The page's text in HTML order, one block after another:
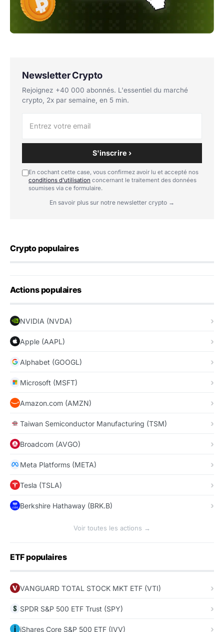
Newsletter Crypto
Rejoignez +40 000 abonnés. L'essentiel du marché
crypto, 2x par semaine, en 5 min.
S'inscrire ›
En cochant cette case, vous confirmez avoir lu et accepté nos
conditions d'utilisation concernant le traitement des données
soumises via ce formulaire.
En savoir plus sur notre newsletter crypto →
Crypto populaires
Actions populaires
NVIDIA (NVDA)
Apple (AAPL)
Alphabet (GOOGL)
Microsoft (MSFT)
Amazon.com (AMZN)
Taiwan Semiconductor Manufacturing (TSM)
Broadcom (AVGO)
Meta Platforms (META)
Tesla (TSLA)
Berkshire Hathaway (BRK.B)
Voir toutes les actions →
ETF populaires
VANGUARD TOTAL STOCK MKT ETF (VTI)
SPDR S&P 500 ETF Trust (SPY)
iShares Core S&P 500 ETF (IVV)